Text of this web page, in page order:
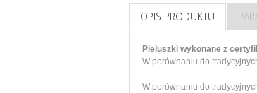
OPIS PRODUKTU
Pieluszki wykonane z
W porównaniu do
W porównaniu do